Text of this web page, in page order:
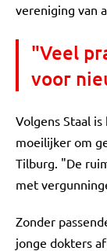
vereniging van
"Veel
voor
Volgens Staal
moeilijker om
Tilburg. "De
met
Zonder
jonge dokters